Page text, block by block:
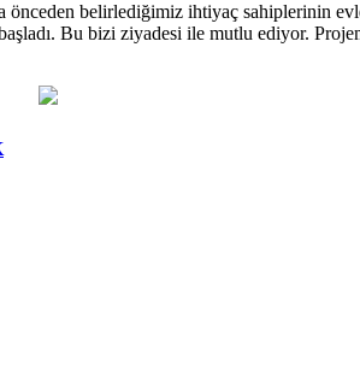
belirlediğimiz ihtiyaç sahiplerinin
Bu bizi ziyadesi ile mutlu ediyor.